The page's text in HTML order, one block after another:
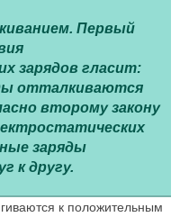
Первый
зарядов гласит:
отталкиваются
второму закону
заряды
к другу.
к положительным